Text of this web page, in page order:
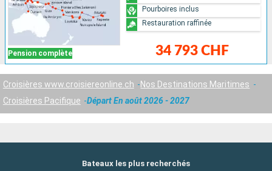
Pension complète 34 793 CHF
Pourboires inclus
Restauration raffinée
Croisières www.croisiereonline.ch
Nos Destinations Maritimes
Croisières Pacifique
Départ En août 2026 - 2027
Bateaux les plus recherchés